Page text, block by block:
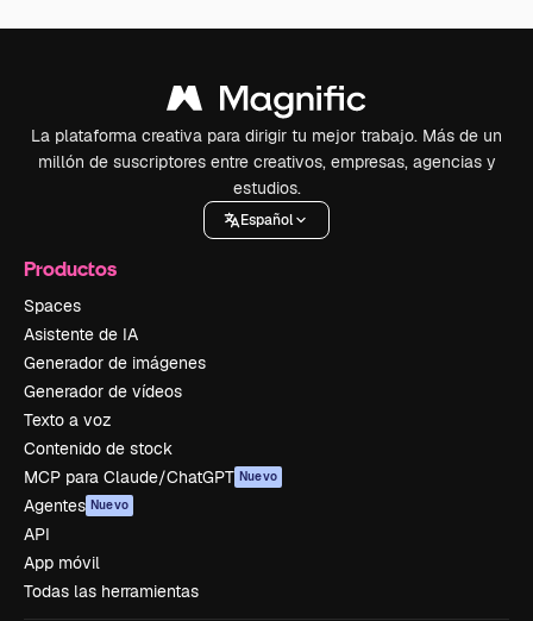
La plataforma creativa para dirigir tu mejor trabajo. Más de un
millón de suscriptores entre creativos, empresas, agencias y
estudios.
Español
Productos
Spaces
Asistente de IA
Generador de imágenes
Generador de vídeos
Texto a voz
Contenido de stock
MCP para Claude/ChatGPT Nuevo
Agentes Nuevo
API
App móvil
Todas las herramientas